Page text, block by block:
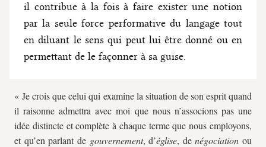
il contribue à la fois à faire exister une notion
par la seule force performative du langage tout
en diluant le sens qui peut lui être donné ou en
permettant de le façonner à sa guise.
« Je crois que celui qui examine la situation de son esprit quand
il raisonne admettra avec moi que nous n’associons pas une
idée distincte et complète à chaque terme que nous employons,
et qu’en parlant de gouvernement, d’église, denégociation ou